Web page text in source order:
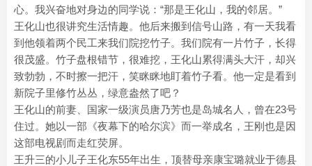
心。我兴奋地对身边的同学说：“那是王化山，我的邻居。”
王化山也很讲究生活情趣。他后来搬到信号山路，有一天我看
到他领着两个民工来我们院挖竹子。我们院有一片竹子，长得
很茂盛。竹子盘根错节，很难挖，王化山累得满头大汗，却兴
致勃勃，不时擦一把汗，笑眯眯地盯着竹子看。他一定是看到
新院子里修竹丛丛，绿意盎然了吧？
王化山的前妻、国家一级演员唐乃芳也是岛城名人，曾在23号
住过。她以一部《夜幕下的哈尔滨》而一举成名，王刚也是因
这部电视剧而走红荧屏。
王升三的小儿子王化东55年出生，顶替母亲康宝璐就业于德县